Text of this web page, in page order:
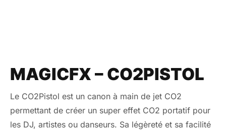
MAGICFX – CO2PISTOL
Le CO2Pistol est un canon à main de jet CO2
permettant de créer un super effet CO2 portatif pour
les DJ, artistes ou danseurs. Sa légèreté et sa facilité